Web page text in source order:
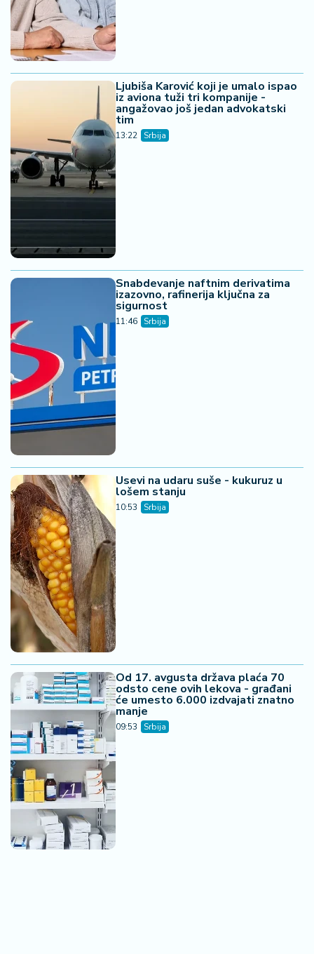
Ljubiša Karović koji je umalo ispao
iz aviona tuži tri kompanije -
angažovao još jedan advokatski
tim
13:22 Srbija
Snabdevanje naftnim derivatima
izazovno, rafinerija ključna za
sigurnost
11:46 Srbija
Usevi na udaru suše - kukuruz u
lošem stanju
10:53 Srbija
Od 17. avgusta država plaća 70
odsto cene ovih lekova - građani
će umesto 6.000 izdvajati znatno
manje
09:53 Srbija